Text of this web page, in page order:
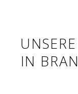
UNSERE
IN